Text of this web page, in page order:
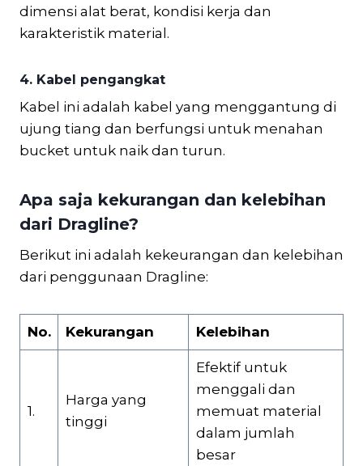
dimensi alat berat, kondisi kerja dan
karakteristik material.
4. Kabel pengangkat
Kabel ini adalah kabel yang menggantung di
ujung tiang dan berfungsi untuk menahan
bucket untuk naik dan turun.
Apa saja kekurangan dan kelebihan
dari Dragline?
Berikut ini adalah kekeurangan dan kelebihan
dari penggunaan Dragline:
No. Kekurangan Kelebihan
1.
Harga yang
tinggi
Efektif untuk
menggali dan
memuat material
dalam jumlah
besar